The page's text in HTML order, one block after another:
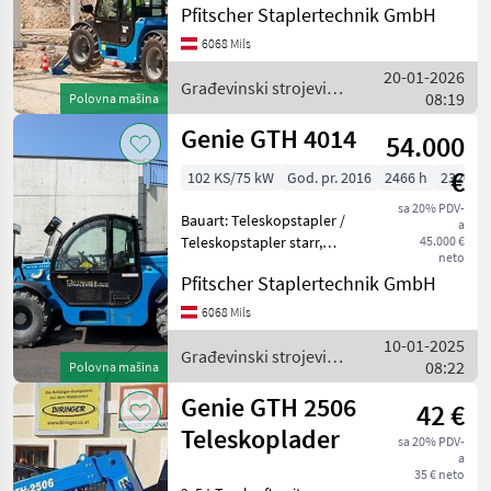
Manitou
JCB
Merlo
Claas
Dieci
Prikaži
sve
(33)
MARKETPLACE
Marketplace
Ponude
trgovaca
Oglasi
Polovna mašina
17610mm, Bauhöhe:
2440mm, Gabellänge:
1200mm, Bereifung vorne:
Luft Einfach , Bereifung
Pfitscher Staplertechnik GmbH
6068 Mils
Građevinski strojevi /
Genie
20-01-2026
08:19
Polovna mašina
Genie GTH 4014
54.000
€
sa 20% PDV-
a
45.000 €
neto
102 KS/75 kW God. pr. 2016 2466 h 2320
Bauart: Teleskopstapler /
Teleskopstapler starr,
13570mm, Bauhöhe:
2400mm, Gabellänge:
1200mm, Bereifung vorne:
Luft Einfach 80 - 100% ,
Pfitscher Staplertechnik GmbH
6068 Mils
Građevinski strojevi /
Genie
10-01-2025
08:22
Genie GTH 2506
Teleskoplader
42 €
sa 20% PDV-
a
35 € neto